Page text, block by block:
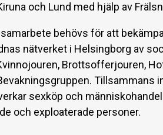
och Lund med hjälp av
behövs för att
nätverket i Helsingborg av
Brottsofferjouren,
Tillsammans
sexköp och
och exploaterade personer.